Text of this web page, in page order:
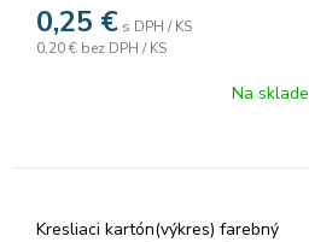
0,25 € s DPH / KS
0,20 € bez DPH / KS
Na sklade
Kresliaci kartón(výkres) farebný